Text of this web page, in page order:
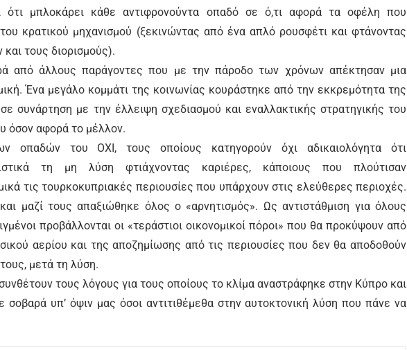
ότι μπλοκάρει κάθε αντιφρονούντα οπαδό σε ό,τι αφορά τα οφέλη που
κρατικού μηχανισμού (ξεκινώντας από ένα απλό ρουσφέτι και φτάνοντας
τους διορισμούς).
από άλλους παράγοντες που με την πάροδο των χρόνων απέκτησαν μια
Ένα μεγάλο κομμάτι της κοινωνίας κουράστηκε από την εκκρεμότητα της
συνάρτηση με την έλλειψη σχεδιασμού και εναλλακτικής στρατηγικής του
όσον αφορά το μέλλον.
οπαδών του ΟΧΙ, τους οποίους κατηγορούν όχι αδικαιολόγητα ότι
τη μη λύση φτιάχνοντας καριέρες, κάποιους που πλούτισαν
τις τουρκοκυπριακές περιουσίες που υπάρχουν στις ελεύθερες περιοχές.
μαζί τους απαξιώθηκε όλος ο «αρνητισμός». Ως αντιστάθμιση για όλους
προβάλλονται οι «τεράστιοι οικονομικοί πόροι» που θα προκύψουν από
αερίου και της αποζημίωσης από τις περιουσίες που δεν θα αποδοθούν
μετά τη λύση.
τους λόγους για τους οποίους το κλίμα αναστράφηκε στην Κύπρο και
υπ’ όψιν μας όσοι αντιτιθέμεθα στην αυτοκτονική λύση που πάνε να